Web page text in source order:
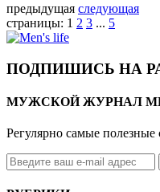
предыдущая следующая
страницы: 1 2 3 ... 5
ПОДПИШИСЬ НА
МУЖСКОЙ ЖУРНАЛ
Регулярно самые